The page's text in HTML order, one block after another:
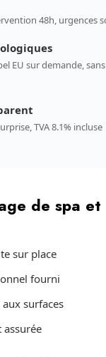
48h, urgences
EU sur demande,
TVA 8.1% incluse
de spa et
sur place
fourni
surfaces
assurée